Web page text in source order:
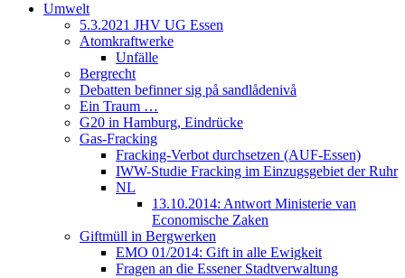
Umwelt
5.3.2021 JHV UG Essen
Atomkraftwerke
Unfälle
Bergrecht
Debatten befinner sig på sandlådenivå
Ein Traum …
G20 in Hamburg, Eindrücke
Gas-Fracking
Fracking-Verbot durchsetzen (AUF-Essen)
IWW-Studie Fracking im Einzugsgebiet der Ruhr
NL
13.10.2014: Antwort Ministerie van
Economische Zaken
Giftmüll in Bergwerken
EMO 01/2014: Gift in alle Ewigkeit
Fragen an die Essener Stadtverwaltung